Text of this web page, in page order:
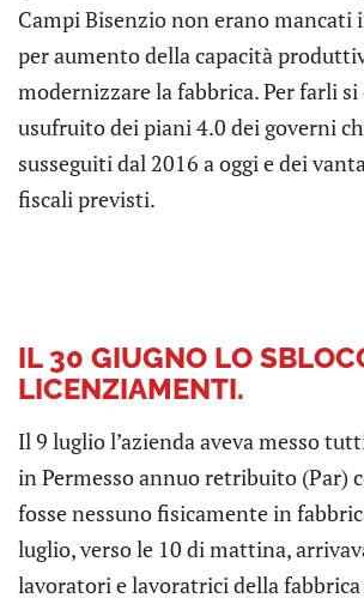
Campi Bisenzio non erano
per aumento della capacità
modernizzare la fabbrica. Per farli
usufruito dei piani 4.0 dei governi
susseguiti dal 2016 a oggi e dei
fiscali previsti.
IL 30 GIUGNO LO
LICENZIAMENTI.
Il 9 luglio l’azienda aveva messo
in Permesso annuo retribuito (Par)
fosse nessuno fisicamente in
luglio, verso le 10 di mattina,
lavoratori e lavoratrici della